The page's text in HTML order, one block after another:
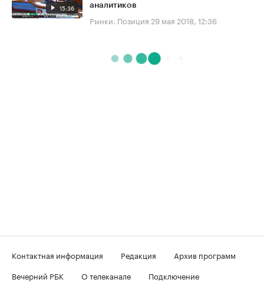
15:36
аналитиков
Рынки. Позиция 29 мая 2018, 12:36
Контактная информация Редакция
Архив программ
Вечерний РБК
О телеканале
Подключение